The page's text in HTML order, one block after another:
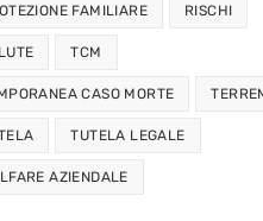
FAMILIARE RISCHI
TCM
CASO MORTE
TUTELA LEGALE
AZIENDALE